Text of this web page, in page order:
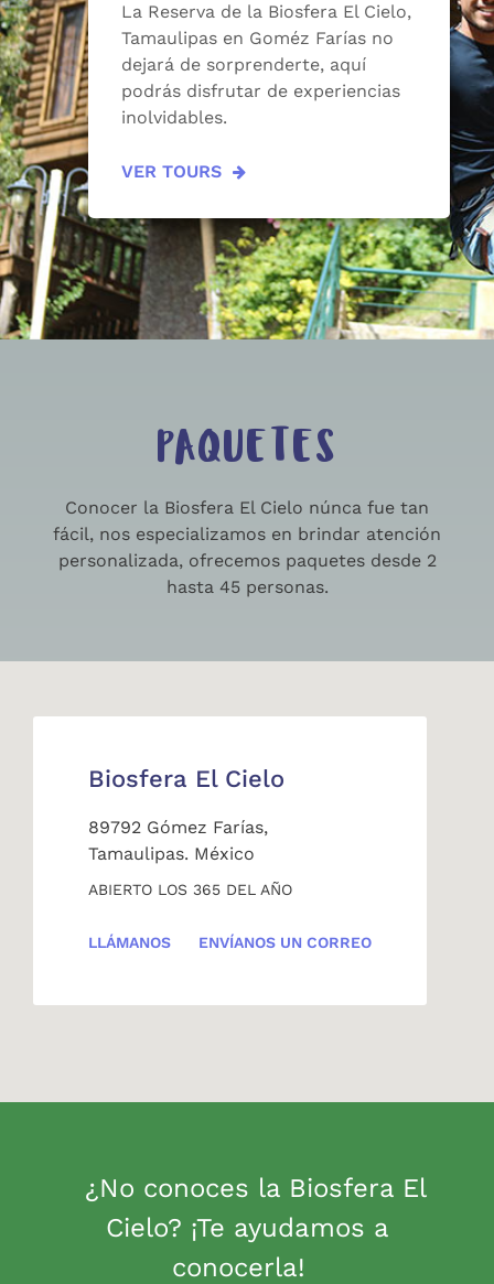
La Reserva de la Biosfera El Cielo,
Tamaulipas en Goméz Farías no
dejará de sorprenderte, aquí
podrás disfrutar de experiencias
inolvidables.
VER TOURS
PAQUETES
Conocer la Biosfera El Cielo núnca fue tan
fácil, nos especializamos en brindar atención
personalizada, ofrecemos paquetes desde 2
hasta 45 personas.
Biosfera El Cielo
89792 Gómez Farías,
Tamaulipas. México
ABIERTO LOS 365 DEL AÑO
LLÁMANOS ENVÍANOS UN CORREO
¿No conoces la Biosfera El
Cielo? ¡Te ayudamos a
conocerla!